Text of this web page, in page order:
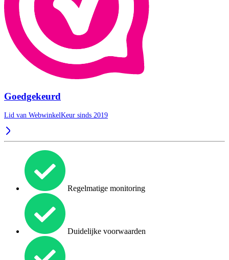
Goedgekeurd
Lid van WebwinkelKeur sinds 2019
Regelmatige monitoring
Duidelijke voorwaarden